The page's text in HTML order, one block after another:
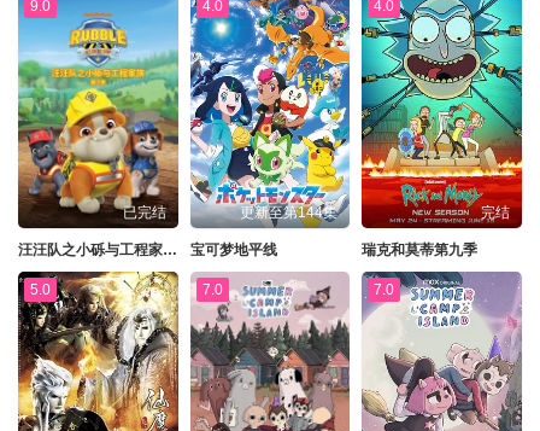
9.0
已完结
汪汪队之小砾与工程家族第三季国语
4.0
更新至第144集
宝可梦地平线
4.0
完结
瑞克和莫蒂第九季
5.0 7.0 7.0